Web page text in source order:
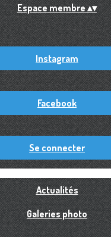
Espace membre▴▾
Instagram
Facebook
Se connecter
Actualités
Galeries photo